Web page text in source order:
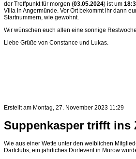
der Treffpunkt für morgen (03.05.2024) ist um
Villa in Angermünde. Vor Ort bekommt ihr dann
Startnummern, wie gewohnt.
Wir wünschen euch allen eine sonnige
Liebe Grüße von Constance und Lukas.
Erstellt am Montag, 27. November 2023 11:29
Suppenkasper trifft ins
Wie aus einer Wette unter den weiblichen
Dartclubs, ein jährliches Dorfevent in Mürow